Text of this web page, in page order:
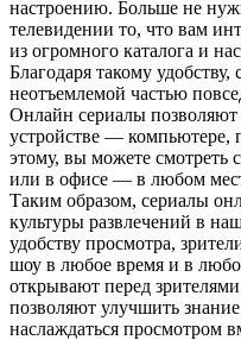
настроению. Больше не
телевидении то, что вам
из огромного каталога и
Благодаря такому
неотъемлемой частью
Онлайн сериалы
устройстве — компьютере,
этому, вы можете смотреть
или в офисе — в любом
Таким образом, сериалы
культуры развлечений в
удобству просмотра,
шоу в любое время и в
открывают перед
позволяют улучшить
наслаждаться просмотром